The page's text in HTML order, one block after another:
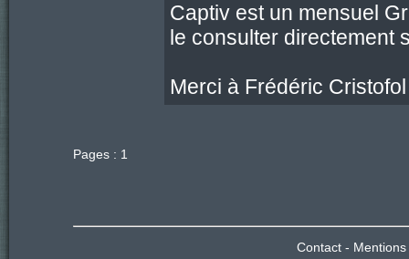
Captiv est un mensuel
le consulter directement
Merci à Frédéric
Pages : 1
Contact -